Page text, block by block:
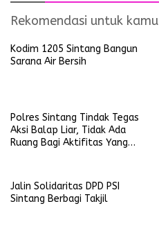
Rekomendasi untuk kamu
Kodim 1205 Sintang Bangun
Sarana Air Bersih
Polres Sintang Tindak Tegas
Aksi Balap Liar, Tidak Ada
Ruang Bagi Aktifitas Yang
Jalin Solidaritas DPD PSI
Sintang Berbagi Takjil